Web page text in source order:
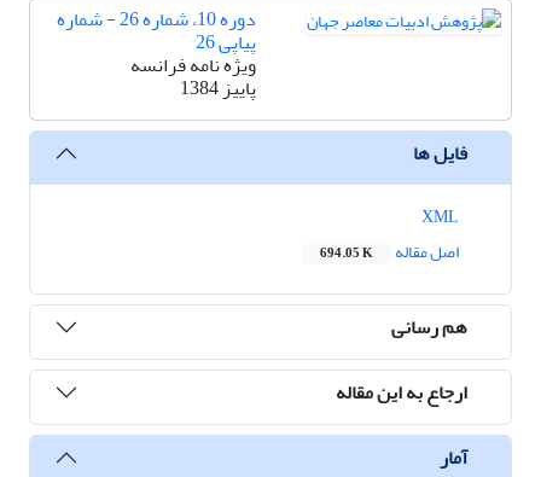
دوره 10، شماره 26 - شماره
پیاپی 26
ویژه نامه فرانسه
پاییز 1384
فایل ها
اصل مقاله
694.05 K
هم رسانی
ارجاع به این مقاله
آمار